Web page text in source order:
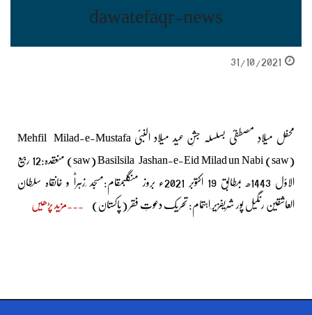
dawatefaqr-news
31/10/2021
محفل میلادِ مصطفیؐ بسلسلہ جشنِ عید میلاد النبیؐ Mehfil Milad-e-Mustafa
(saw) Basilsila Jashan-e-Eid Milad un Nabi (saw) منعقدہ:12 ربیع
الاوّل 1443ھ بمطابق 19 اکتوبر 2021ء بروز منگلبمقام:مسجد ِزہراؓ و خانقاہ سلطان
العاشقین رنگیل پور شریفزیر ِاہتمام: تحریک دعوتِ فقر (پاکستان) مزید پڑھیں